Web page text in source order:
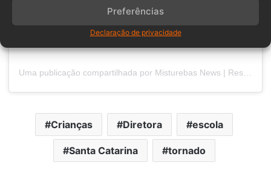
Preferências
Declaração de privacidade
Crianças Diretora escola
Santa Catarina tornado